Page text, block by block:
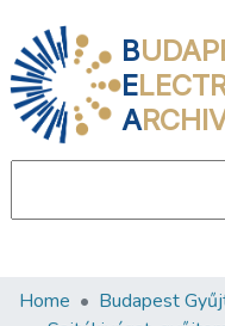
B
E
A
Communities &
Home Budapest